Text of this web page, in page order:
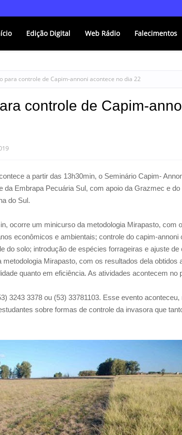
Edição Digital Web Rádio Falecimentos
para controle de Capim-annoni acontece no dia 22
controle de Capim-
a partir das 13h30min, o Seminário Capim-
da Embrapa Pecuária Sul, com apoio da Grazmec e
do Sul.
ocorre um minicurso da metodologia Mirapasto, com
econômicos e ambientais; controle do capim-
do solo; introdução de espécies forrageiras e ajuste
metodologia Mirapasto, com os resultados dela
quanto em eficiência. As atividades acontecem
3243 3378 ou (53) 33781103. Esse evento
sobre formas de controle da invasora que